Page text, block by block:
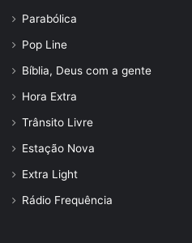
Parabólica
Pop Line
Bíblia, Deus com a gente
Hora Extra
Trânsito Livre
Estação Nova
Extra Light
Rádio Frequência